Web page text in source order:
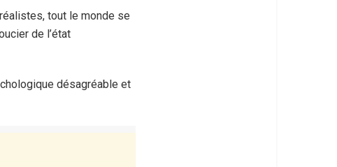
tout le monde se
de l’état
désagréable et